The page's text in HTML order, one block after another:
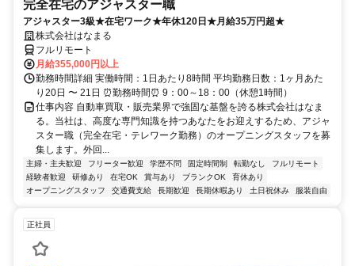
完全在宅のアジャスター職
アジャスター3級★在宅ワーク★年休120日★月給35万円超★
株式会社はなまる
フルリモート
月給355,000円以上
勤務時間詳細 実働時間：1日あたり8時間 平均勤務日数：1ヶ月あた
り20日 〜 21日 ⏰勤務時間⏰ 9：00～18：00（休憩1時間）
仕事内容 自動車買取・販売業界で強固な基盤を誇る株式会社はなま
る。当社は、高度な専門知識を持つあなたをお迎えするため、アジャ
スター職（完全在宅・テレワーク勤務）のオープニングスタッフを募
集します。外回...
主婦・主夫歓迎 フリーター歓迎 学歴不問 固定時間制 転勤なし
フルリモート
経験者歓迎
研修あり 在宅OK 賞与あり ブランクOK
育休あり
オープニングスタッフ
交通費支給 長期歓迎 長期休暇あり 土日祝休み 服装自由
正社員